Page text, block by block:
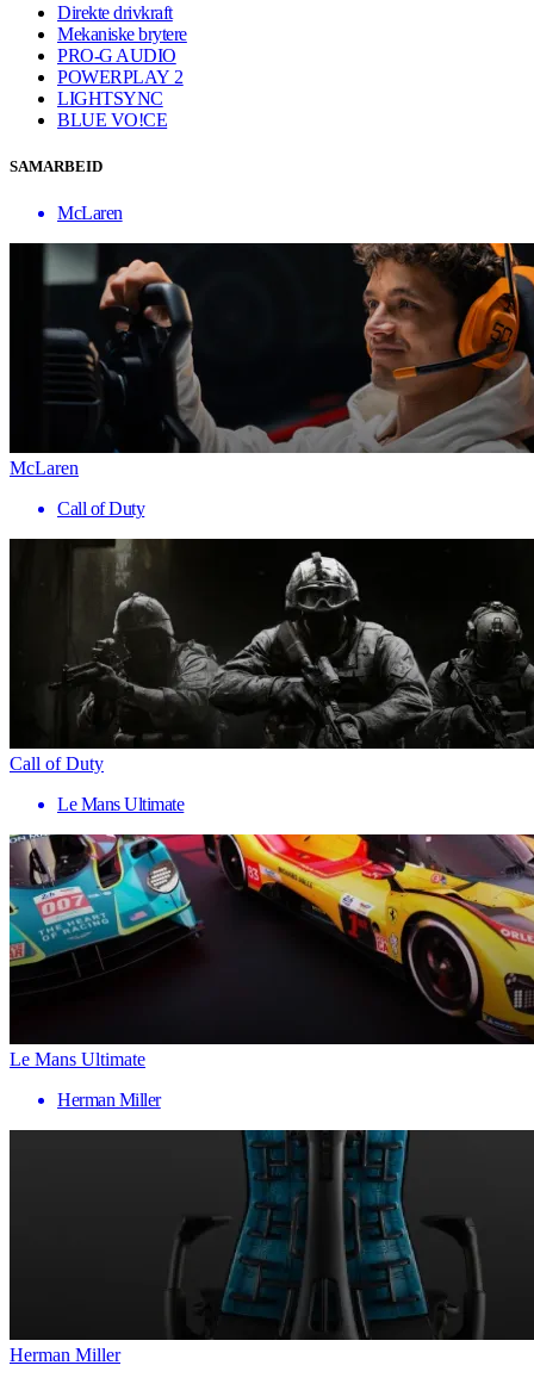
Direkte drivkraft
Mekaniske brytere
PRO-G AUDIO
POWERPLAY 2
LIGHTSYNC
BLUE VO!CE
SAMARBEID
McLaren
McLaren
Call of Duty
Call of Duty
Le Mans Ultimate
Le Mans Ultimate
Herman Miller
Herman Miller